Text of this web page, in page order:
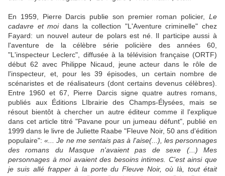
En 1959, Pierre Darcis publie son premier roman policier, Le
cadavre et moidans la collection "L'Aventure criminelle" chez
Fayard: un nouvel auteur de polars est né. Il participe aussi à
l'aventure de la célèbre série policière des années 60,
"L'inspecteur Leclerc", diffusée à la télévision française (ORTF)
début 62 avec Philippe Nicaud, jeune acteur dans le rôle de
l'inspecteur, et, pour les 39 épisodes, un certain nombre de
scénaristes et de réalisateurs (dont certains devenus célèbres).
Entre 1960 et 67, Pierre Darcis signe quatre autres romans,
publiés aux Éditions LIbrairie des Champs-Élysées, mais se
résout bientôt à chercher un autre éditeur comme il l'explique
dans cet article titré "Pavane pour un jumeau défunt", publié en
1999 dans le livre de Juliette Raabe "Fleuve Noir, 50 ans d'édition
populaire":«... Je ne me sentais pas à l'aise(...), les personnages
des romans du Masque n'avaient pas de sexe (...) Mes
personnages à moi avaient des besoins intimes. C'est ainsi que
je suis allé frapper à la porte du Fleuve Noir, où là, tout était